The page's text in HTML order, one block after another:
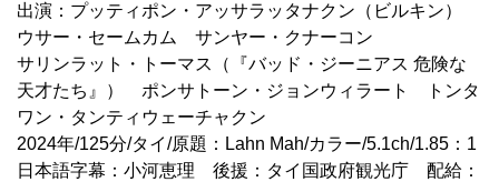
出演：プッティポン・アッサラッタナクン（ビルキン）
ウサー・セームカム サンヤー・クナーコン
サリンラット・トーマス（『バッド・ジーニアス 危険な
天才たち』） ポンサトーン・ジョンウィラート トンタ
ワン・タンティウェーチャクン
2024年/125分/タイ/原題：Lahn Mah/カラー/5.1ch/1.85：1
日本語字幕：小河恵理 後援：タイ国政府観光庁 配給：